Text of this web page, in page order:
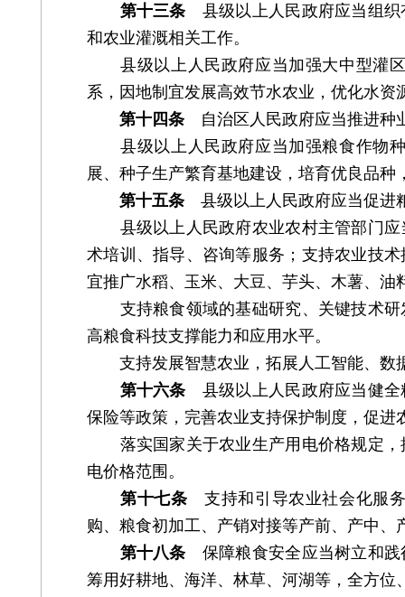
第十三条 县级以上人民政府应当组织
和农业灌溉相关工作。
县级以上人民政府应当加强大中型灌区
系，因地制宜发展高效节水农业，优化水
第十四条 自治区人民政府应当推进种
县级以上人民政府应当加强粮食作物种
展、种子生产繁育基地建设，培育优良品种
第十五条 县级以上人民政府应当促进
县级以上人民政府农业农村主管部门应
术培训、指导、咨询等服务；支持农业技
宜推广水稻、玉米、大豆、芋头、木薯、
支持粮食领域的基础研究、关键技术研
高粮食科技支撑能力和应用水平。
支持发展智慧农业，拓展人工智能、数
第十六条 县级以上人民政府应当健全
保险等政策，完善农业支持保护制度，促
落实国家关于农业生产用电价格规定，
电价格范围。
第十七条 支持和引导农业社会化服
购、粮食初加工、产销对接等产前、产中、
第十八条 保障粮食安全应当树立和践
筹用好耕地、海洋、林草、河湖等，全方位